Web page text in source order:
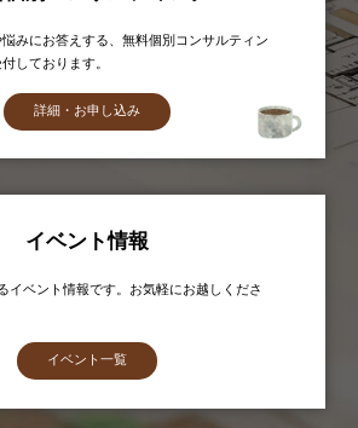
みにお答えする、無料個別コンサルティン
しております。
詳細・お申し込み
イベント情報
イベント情報です。お気軽にお越しくださ
イベント一覧